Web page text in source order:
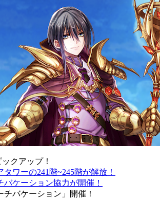
クアップ！
タワーの241階~245階が解放！
バケーション協力が開催！
チバケーション」開催！